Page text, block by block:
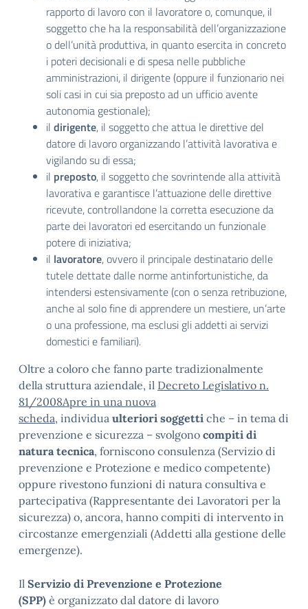
rapporto di lavoro con il lavoratore o, comunque, il
soggetto che ha la responsabilità dell’organizzazione
o dell’unità produttiva, in quanto esercita in concreto
i poteri decisionali e di spesa nelle pubbliche
amministrazioni, il dirigente (oppure il funzionario nei
soli casi in cui sia preposto ad un ufficio avente
autonomia gestionale);
il dirigente, il soggetto che attua le direttive del
datore di lavoro organizzando l’attività lavorativa e
vigilando su di essa;
il preposto, il soggetto che sovrintende alla attività
lavorativa e garantisce l’attuazione delle direttive
ricevute, controllandone la corretta esecuzione da
parte dei lavoratori ed esercitando un funzionale
potere di iniziativa;
il lavoratore, ovvero il principale destinatario delle
tutele dettate dalle norme antinfortunistiche, da
intendersi estensivamente (con o senza retribuzione,
anche al solo fine di apprendere un mestiere, un’arte
o una professione, ma esclusi gli addetti ai servizi
domestici e familiari).
Oltre a coloro che fanno parte tradizionalmente
della struttura aziendale, il Decreto Legislativo n.
81/2008Apre in una nuova
scheda, individua ulteriori soggetti che – in tema di
prevenzione e sicurezza – svolgono compiti di
natura tecnica, forniscono consulenza (Servizio di
prevenzione e Protezione e medico competente)
oppure rivestono funzioni di natura consultiva e
partecipativa (Rappresentante dei Lavoratori per la
sicurezza) o, ancora, hanno compiti di intervento in
circostanze emergenziali (Addetti alla gestione delle
emergenze).
Il Servizio di Prevenzione e Protezione
(SPP) è organizzato dal datore di lavoro